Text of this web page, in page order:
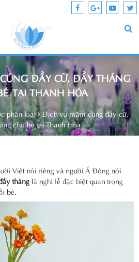
ĐẦY CỮ, ĐẦY THÁNG
TẠI THANH HÓA
phân loại
Dịch vụ mâm cúng đầy cữ,
cho bé tại Thanh Hóa
Việt nói riêng và người Á Đông nói
tháng là nghi lễ đặc biệt quan trọng
bé.